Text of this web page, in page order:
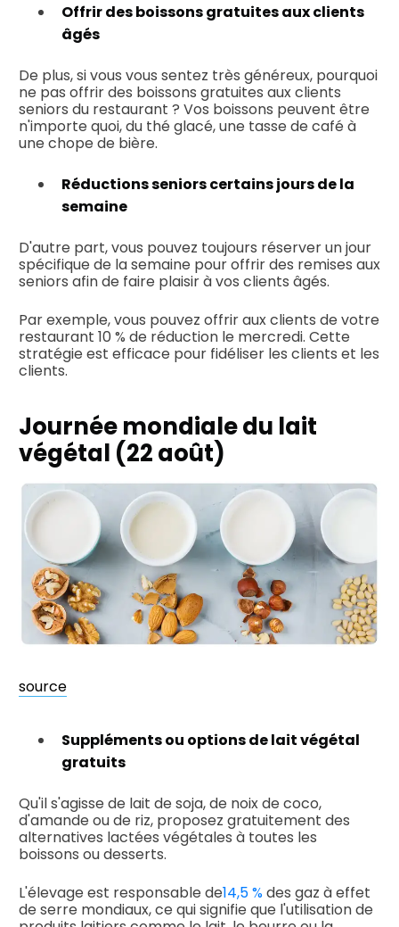
Offrir des boissons gratuites aux clients
âgés
De plus, si vous vous sentez très généreux, pourquoi
ne pas offrir des boissons gratuites aux clients
seniors du restaurant ? Vos boissons peuvent être
n'importe quoi, du thé glacé, une tasse de café à
une chope de bière.
Réductions seniors certains jours de la
semaine
D'autre part, vous pouvez toujours réserver un jour
spécifique de la semaine pour offrir des remises aux
seniors afin de faire plaisir à vos clients âgés.
Par exemple, vous pouvez offrir aux clients de votre
restaurant 10 % de réduction le mercredi. Cette
stratégie est efficace pour fidéliser les clients et les
clients.
Journée mondiale du lait
végétal (22 août)
source
Suppléments ou options de lait végétal
gratuits
Qu'il s'agisse de lait de soja, de noix de coco,
d'amande ou de riz, proposez gratuitement des
alternatives lactées végétales à toutes les
boissons ou desserts.
L'élevage est responsable de14,5 %des gaz à effet
de serre mondiaux, ce qui signifie que l'utilisation de